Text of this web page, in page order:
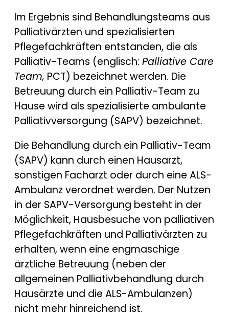
Im Ergebnis sind Behandlungsteams aus
Palliativärzten und spezialisierten
Pflegefachkräften entstanden, die als
Palliativ-Teams (englisch: Palliative Care
Team, PCT) bezeichnet werden. Die
Betreuung durch ein Palliativ-Team zu
Hause wird als spezialisierte ambulante
Palliativversorgung (SAPV) bezeichnet.
Die Behandlung durch ein Palliativ-Team
(SAPV) kann durch einen Hausarzt,
sonstigen Facharzt oder durch eine ALS-
Ambulanz verordnet werden. Der Nutzen
in der SAPV-Versorgung besteht in der
Möglichkeit, Hausbesuche von palliativen
Pflegefachkräften und Palliativärzten zu
erhalten, wenn eine engmaschige
ärztliche Betreuung (neben der
allgemeinen Palliativbehandlung durch
Hausärzte und die ALS-Ambulanzen)
nicht mehr hinreichend ist.